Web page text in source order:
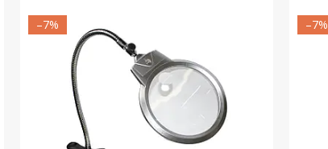
–7% –7%